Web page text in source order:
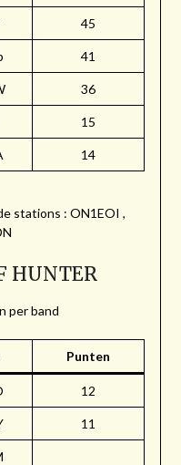
45
41
36
15
14
stations : ON1EOI ,
HUNTER
per band
Punten
12
11